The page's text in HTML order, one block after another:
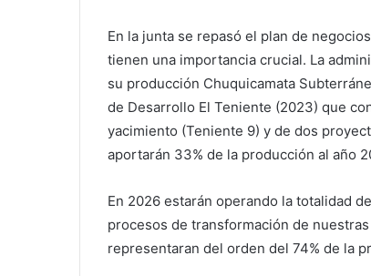
En la junta se repasó el plan de
tienen una importancia crucial. La
su producción Chuquicamata
de Desarrollo El Teniente (2023) que
yacimiento (Teniente 9) y de dos
aportarán 33% de la producción al año
En 2026 estarán operando la totalidad
procesos de transformación de
representaran del orden del 74% de la